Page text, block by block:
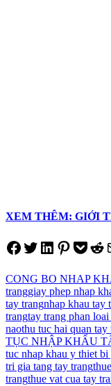
XEM THÊM: GIỚI
Share on Facebook
Tweet on Twitter
Share on LinkedIn
Pin onSave toShare
CONG BO NHAP
tranggiay phep nhap
tay trangnhap khau tay
trangtay trang phan loai
naothu tuc hai quan tay
TỤC NHẬP KHẨU
tuc nhap khau y thiet bi
tri gia tang tay trang
trangthue vat cua tay